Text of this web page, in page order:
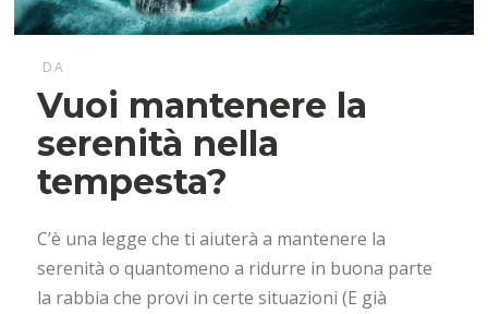
DA
Vuoi mantenere la
serenità nella
tempesta?
C’è una legge che ti aiuterà a mantenere la
serenità o quantomeno a ridurre in buona parte
la rabbia che provi in certe situazioni (E già